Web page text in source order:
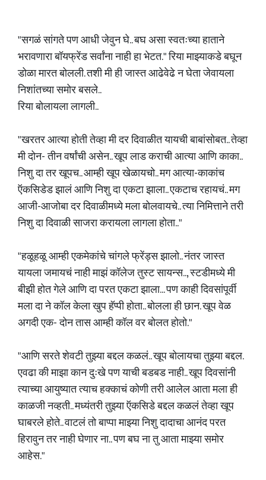
"सगळं सांगते पण आधी जेवुन घे.. बघ असा स्वतःच्या हाताने
भरावणारा बॉयफ्रेंड सर्वांना नाही हा भेटत." रिया माझ्याकडे बघून
डोळा मारत बोलली. तशी मी ही जास्त आढेवेढे न घेता जेवायला
निशांतच्या समोर बसले..
रिया बोलायला लागली..
"खरतर आत्या होती तेव्हा मी दर दिवाळीत यायची बाबांसोबत.. तेव्हा
मी दोन- तीन वर्षांची असेन.. खूप लाड कराची आत्या आणि काका..
निशु दा तर खूपच.. आम्ही खूप खेळायचो.. मग आत्या-काकांच
ऍकसिडेड झालं आणि निशु दा एकटा झाला.. एकटाच रहायचं.. मग
आजी-आजोबा दर दिवाळीमध्ये मला बोलवायचे.. त्या निमित्ताने तरी
निशु दा दिवाळी साजरा करायला लागला होता.."
"हळूहळू आम्ही एकमेकांचे चांगले फ्रेंड्स झालो.. नंतर जास्त
यायला जमायचं नाही माझं कॉलेज तुस्ट सायन्स.., स्टडीमध्ये मी
बीझी होत गेले आणि दा परत एकटा झाला... पण काही दिवसांपूर्वी
मला दा ने कॉल केला खुप हॅप्पी होता.. बोलला ही छान. खूप वेळ
अगदी एक- दोन तास आम्ही कॉल वर बोलत होतो."
"आणि सरते शेवटी तुझ्या बद्दल कळलं.. खूप बोलायचा तुझ्या बद्दल.
एवढा की माझा कान दुःखे पण याची बडबड नाही.. खूप दिवसांनी
त्याच्या आयुष्यात त्याच हक्काचं कोणी तरी आलेल आता मला ही
काळजी नव्हती.. मध्यंतरी तुझ्या ऍकसिडे बद्दल कळलं तेव्हा खूप
घाबरले होते.. वाटलं तो बाप्पा माझ्या निशु दादाचा आनंद परत
हिरावुन तर नाही घेणार ना.. पण बघ ना तु आता माझ्या समोर
आहेस."